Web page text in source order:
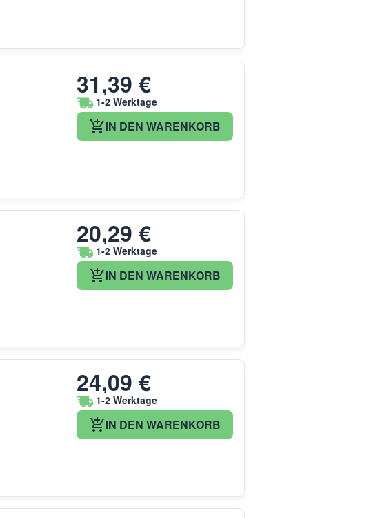
31,39 €
1-2 Werktage
IN DEN WARENKORB
20,29 €
1-2 Werktage
IN DEN WARENKORB
24,09 €
1-2 Werktage
IN DEN WARENKORB